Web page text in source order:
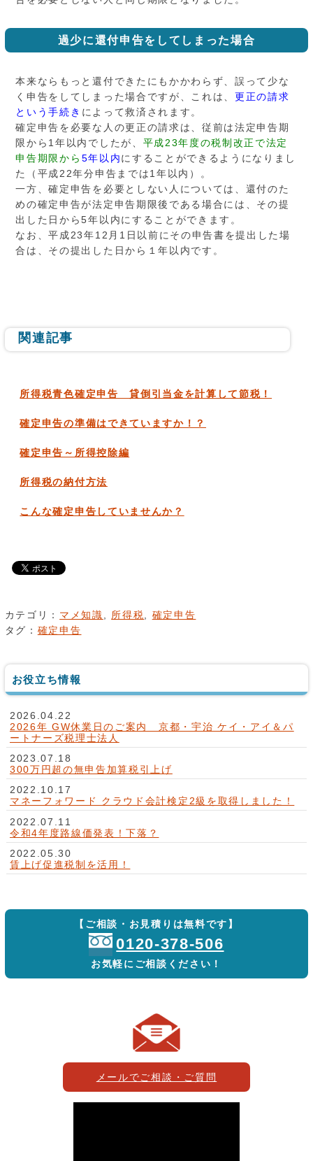
過少に還付申告をしてしまった場合
本来ならもっと還付できたにもかかわらず、誤って少な
く申告をしてしまった場合ですが、これは、更正の請求
という手続き によって救済されます。
確定申告を必要な人の更正の請求は、従前は法定申告期
限から1年以内でしたが、 平成23年度の税制改正で法定
申告期限から 5年以内にすることができるようになりまし
た（平成22年分申告までは1年以内）。
一方、確定申告を必要としない人については、還付のた
めの確定申告が法定申告期限後である場合には、その提
出した日から5年以内にすることができます。
なお、平成23年12月1日以前にその申告書を提出した場
合は、その提出した日から１年以内です。
関連記事
所得税青色確定申告 貸倒引当金を計算して節税！
確定申告の準備はできていますか！？
確定申告～所得控除編
所得税の納付方法
こんな確定申告していませんか？
カテゴリ： マメ知識 所得税
確定申告
タグ： 確定申告
お役立ち情報
2026.04.22
2026年 GW休業日のご案内 京都・宇治 ケイ・アイ＆パ
ートナーズ税理士法人
2023.07.18
300万円超の無申告加算税引上げ
2022.10.17
マネーフォワード クラウド会計検定2級を取得しました！
2022.07.11
令和4年度路線価発表！下落？
2022.05.30
賃上げ促進税制を活用！
【ご相談・お見積りは無料です】
0120-378-506
お気軽にご相談ください！
メールでご相談・ご質問